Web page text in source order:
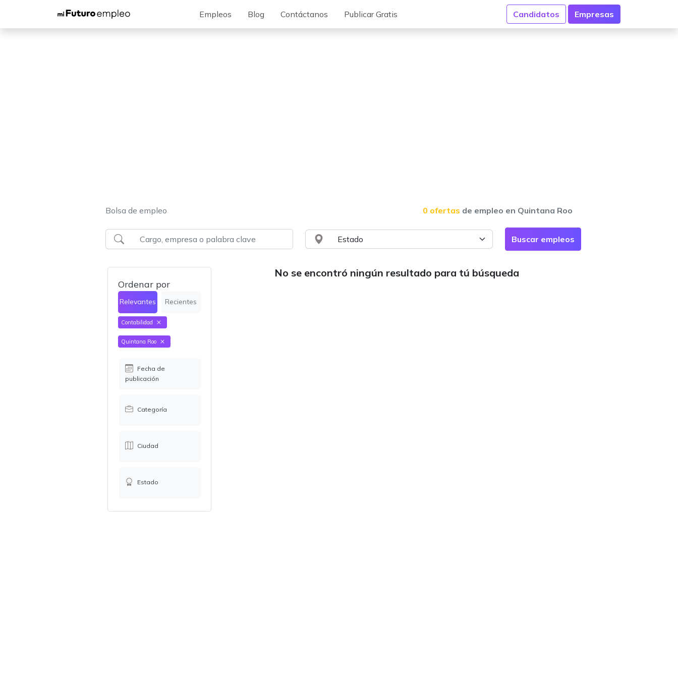
Empleos Blog Contáctanos Publicar Gratis Candidatos Empresas
Bolsa de empleo 0 ofertas de empleo en Quintana Roo
Ordenar por
Relevantes Recientes
Contabilidad
Quintana Roo
Fecha de
publicación
Categoría
Ciudad
Estado
No se encontró ningún resultado para tú búsqueda